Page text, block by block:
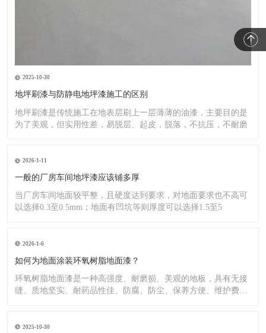
2025-10-30
地坪刷漆与防静电地坪漆施工的区别
地坪刷漆是传统施工在地表层刷上一层薄薄的油漆，主要目的是
为了美观，但实用性差，易脱层、起皮，脱落，不抗压，不耐磨
2026-1-11
一般的厂房车间地坪漆应该铺多厚
当厂房车间地面较平整，且硬度达到要求，对地面要求也不高可
以选择0.3至0.5mm；地面有凹坑等则厚度可以选择1.5至5
2026-1-6
如何为地面涂装环氧树脂地面漆？
环氧树脂地面漆是一种高强度、耐磨损、美观的地板，具有无接
缝、质地坚实、耐药品性佳、防腐、防尘、保养方便、维护费用
2025-10-30